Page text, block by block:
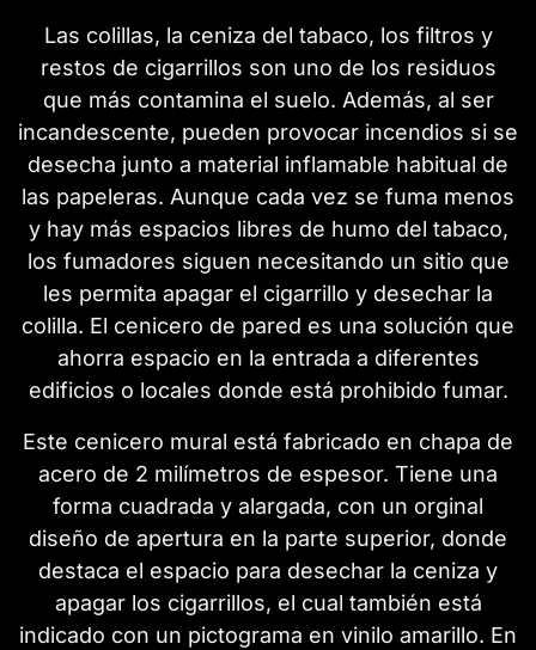
Las colillas, la ceniza del tabaco, los filtros y
restos de cigarrillos son uno de los residuos
que más contamina el suelo. Además, al ser
incandescente, pueden provocar incendios si se
desecha junto a material inflamable habitual de
las papeleras. Aunque cada vez se fuma menos
y hay más espacios libres de humo del tabaco,
los fumadores siguen necesitando un sitio que
les permita apagar el cigarrillo y desechar la
colilla. El cenicero de pared es una solución que
ahorra espacio en la entrada a diferentes
edificios o locales donde está prohibido fumar.
Este cenicero mural está fabricado en chapa de
acero de 2 milímetros de espesor. Tiene una
forma cuadrada y alargada, con un orginal
diseño de apertura en la parte superior, donde
destaca el espacio para desechar la ceniza y
apagar los cigarrillos, el cual también está
indicado con un pictograma en vinilo amarillo. En